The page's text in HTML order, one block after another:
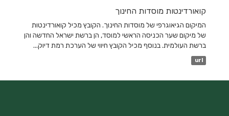
קואורדינטות מוסדות החינוך
המיקום הגיאוגרפי של מוסדות החינוך. הקובץ מכיל קואורדינטות
של מיקום שער הכניסה הראשי למוסד, הן ברשת ישראל החדשה והן
ברשת העולמית. בנוסף מכיל הקובץ חיווי של הערכת רמת דיוק...
url